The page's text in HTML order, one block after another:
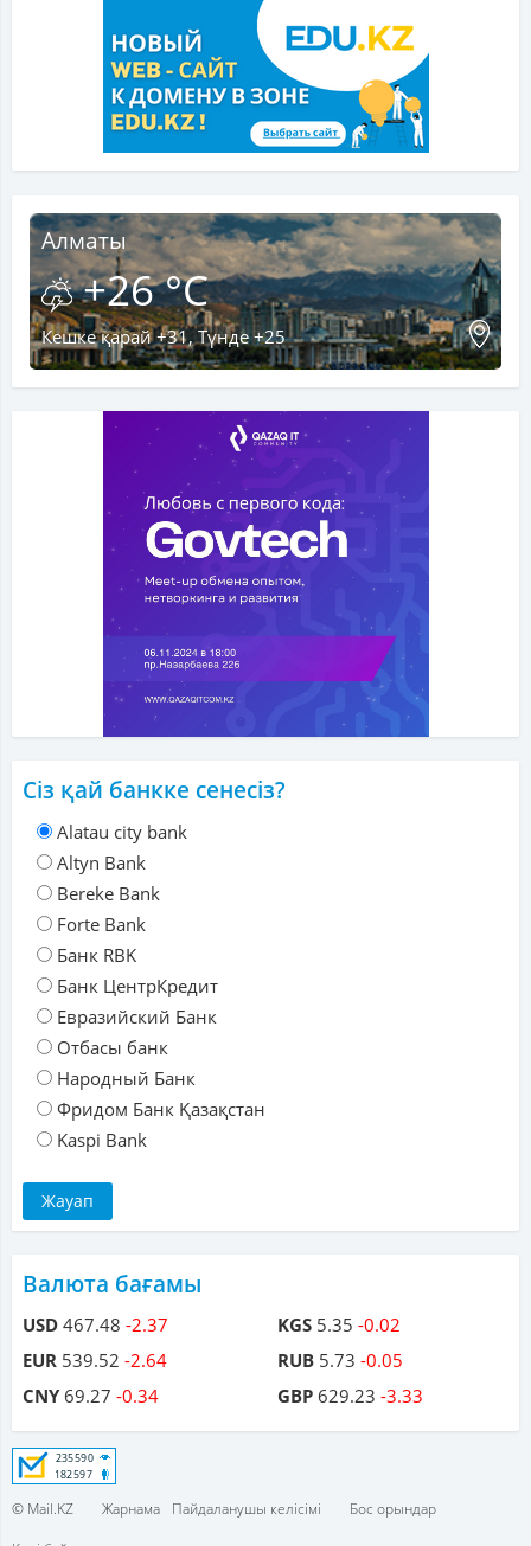
Алматы
+26 °C
Кешке қарай +31, Түнде +25
Сіз қай банкке сенесіз?
Alatau city bank
Altyn Bank
Bereke Bank
Forte Bank
Банк RBK
Банк ЦентрКредит
Евразийский Банк
Отбасы банк
Народный Банк
Фридом Банк Қазақстан
Kaspi Bank
Валюта бағамы
USD 467.48 -2.37
EUR 539.52 -2.64
CNY69.27 -0.34
KGS 5.35 -0.02
RUB 5.73 -0.05
GBP 629.23 -3.33
© Mail.KZ Жарнама Пайдаланушы келісімі
Бос орындар